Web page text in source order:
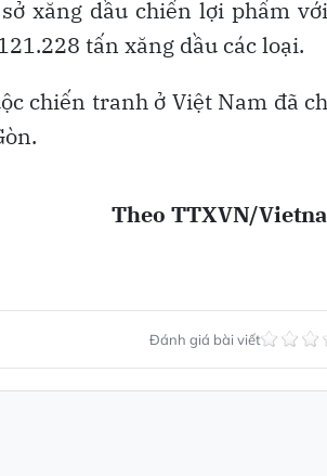
xăng dầu chiến lợi phẩm
tấn xăng dầu các loại.
chiến tranh ở Việt Nam đã
Theo TTXVN/
Đánh giá bài viết